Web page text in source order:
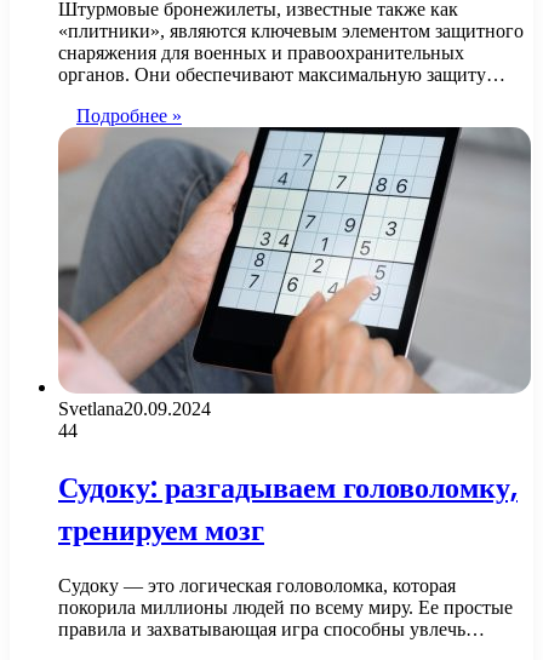
Штурмовые бронежилеты, известные также как
«плитники», являются ключевым элементом защитного
снаряжения для военных и правоохранительных
органов. Они обеспечивают максимальную защиту…
Подробнее »
Svetlana20.09.2024
44
Судоку: разгадываем головоломку,
тренируем мозг
Судоку — это логическая головоломка, которая
покорила миллионы людей по всему миру. Ее простые
правила и захватывающая игра способны увлечь…